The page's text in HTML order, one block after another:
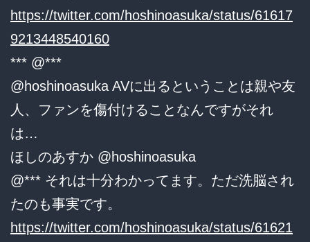
https://twitter.com/hoshinoasuka/status/61617
9213448540160
*** @***
@hoshinoasuka AVに出るということは親や友
人、ファンを傷付けることなんですがそれ
は…
ほしのあすか @hoshinoasuka
@*** それは十分わかってます。ただ洗脳され
たのも事実です。
https://twitter.com/hoshinoasuka/status/61621